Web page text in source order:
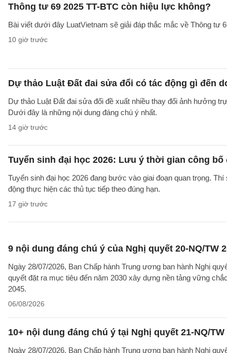
Thông tư 69 2025 TT-BTC còn hiệu lực không?
Bài viết dưới đây LuatVietnam sẽ giải đáp thắc mắc về Thông tư
10 giờ trước
Dự thảo Luật Đất đai sửa đổi có tác động gì đến
Dự thảo Luật Đất đai sửa đổi đề xuất nhiều thay đổi ảnh hưởng
Dưới đây là những nội dung đáng chú ý nhất.
14 giờ trước
Tuyển sinh đại học 2026: Lưu ý thời gian công
Tuyển sinh đại học 2026 đang bước vào giai đoạn quan trọng.
động thực hiện các thủ tục tiếp theo đúng hạn.
17 giờ trước
9 nội dung đáng chú ý của Nghị quyết 20-NQ/TW
Ngày 28/07/2026, Ban Chấp hành Trung ương ban hành Nghị
quyết đặt ra mục tiêu đến năm 2030 xây dựng nền tảng vững
2045.
06/08/2026
10+ nội dung đáng chú ý tại Nghị quyết 21-NQ/TW
Ngày 28/07/2026, Ban Chấp hành Trung ương ban hành Nghị